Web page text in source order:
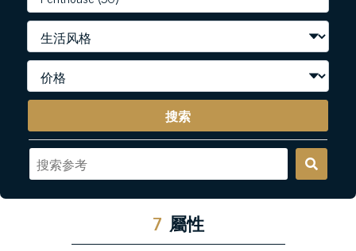
搜索
7 屬性